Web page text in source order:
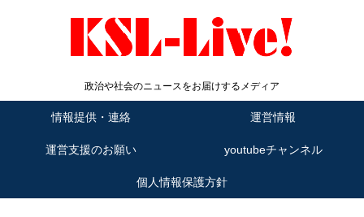
政治や社会のニュースをお届けするメディア
情報提供・連絡 運営情報
運営支援のお願い youtubeチャンネル
個人情報保護方針